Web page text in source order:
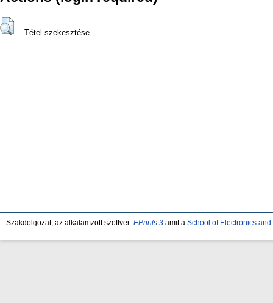
Tétel szekesztése
Szakdolgozat, az alkalamzott szoftver: EPrints 3 amit a School of Electronics